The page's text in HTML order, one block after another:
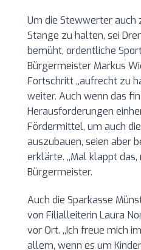
Um die Stewwerter auch
Stange zu halten, sei
bemüht, ordentliche
Bürgermeister Markus
Fortschritt ,,aufrecht zu
weiter. Auch wenn das
Herausforderungen
Fördermittel, um auch
auszubauen, seien aber
erklärte. ,,Mal klappt das,
Bürgermeister.
Auch die Sparkasse
von Filialleiterin Laura
vor Ort. ,,Ich freue mich
allem, wenn es um